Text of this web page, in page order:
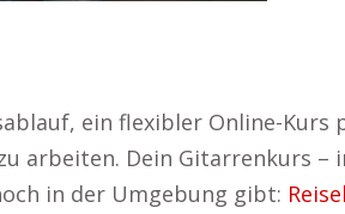
ein flexibler Online-Kurs
Dein Gitarrenkurs –
in der Umgebung gibt: